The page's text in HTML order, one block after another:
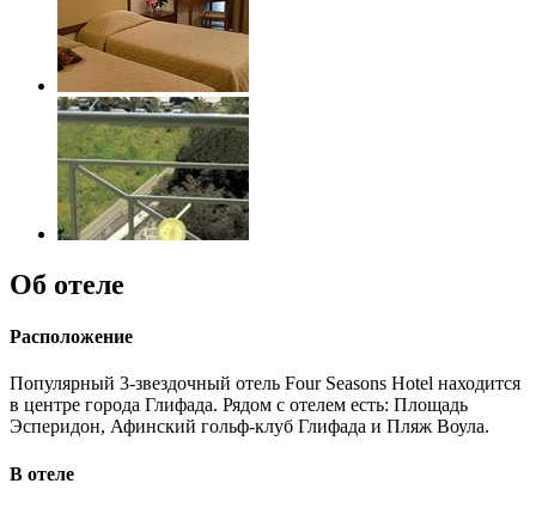
Об отеле
Расположение
Популярный 3-звездочный отель Four Seasons Hotel находится
в центре города Глифада. Рядом с отелем есть: Площадь
Эсперидон, Афинский гольф-клуб Глифада и Пляж Воула.
В отеле